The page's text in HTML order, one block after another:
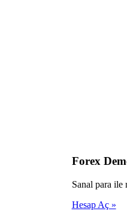
Forex
Sanal para ile
Hesap Aç »